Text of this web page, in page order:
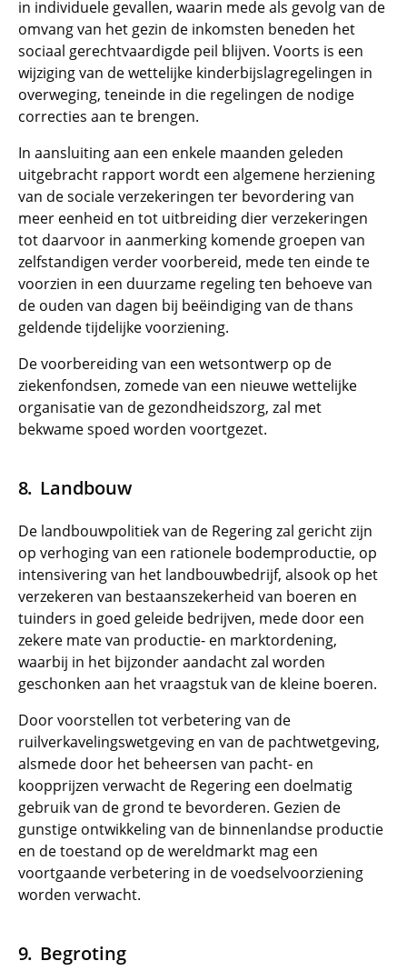
in individuele gevallen, waarin mede als gevolg van de
omvang van het gezin de inkomsten beneden het
sociaal gerechtvaardigde peil blijven. Voorts is een
wijziging van de wettelijke kinderbijslagregelingen in
overweging, teneinde in die regelingen de nodige
correcties aan te brengen.
In aansluiting aan een enkele maanden geleden
uitgebracht rapport wordt een algemene herziening
van de sociale verzekeringen ter bevordering van
meer eenheid en tot uitbreiding dier verzekeringen
tot daarvoor in aanmerking komende groepen van
zelfstandigen verder voorbereid, mede ten einde te
voorzien in een duurzame regeling ten behoeve van
de ouden van dagen bij beëindiging van de thans
geldende tijdelijke voorziening.
De voorbereiding van een wetsontwerp op de
ziekenfondsen, zomede van een nieuwe wettelijke
organisatie van de gezondheidszorg, zal met
bekwame spoed worden voortgezet.
Landbouw
De landbouwpolitiek van de Regering zal gericht zijn
op verhoging van een rationele bodemproductie, op
intensivering van het landbouwbedrijf, alsook op het
verzekeren van bestaanszekerheid van boeren en
tuinders in goed geleide bedrijven, mede door een
zekere mate van productie- en marktordening,
waarbij in het bijzonder aandacht zal worden
geschonken aan het vraagstuk van de kleine boeren.
Door voorstellen tot verbetering van de
ruilverkavelingswetgeving en van de pachtwetgeving,
alsmede door het beheersen van pacht- en
koopprijzen verwacht de Regering een doelmatig
gebruik van de grond te bevorderen. Gezien de
gunstige ontwikkeling van de binnenlandse productie
en de toestand op de wereldmarkt mag een
voortgaande verbetering in de voedselvoorziening
worden verwacht.
Begroting